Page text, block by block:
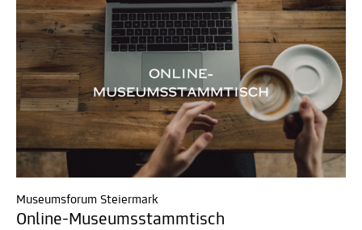
Museumsforum Steiermark
Online-Museumsstammtisch